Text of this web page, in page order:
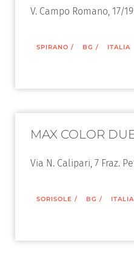
V. Campo Romano, 17/19
SPIRANO / BG / ITALIA
MAX COLOR
Via N. Calipari, 7 Fraz.
SORISOLE / BG / ITALIA